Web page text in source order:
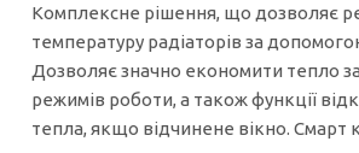
Комплексне рішення, що дозволяє
температуру радіаторів за
Дозволяє значно економити тепло
режимів роботи, а також функції
тепла, якщо відчинене вікно.